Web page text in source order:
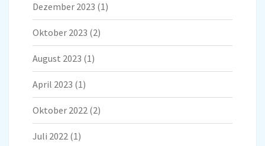
Dezember 2023 (1)
Oktober 2023 (2)
August 2023 (1)
April 2023 (1)
Oktober 2022 (2)
Juli 2022 (1)